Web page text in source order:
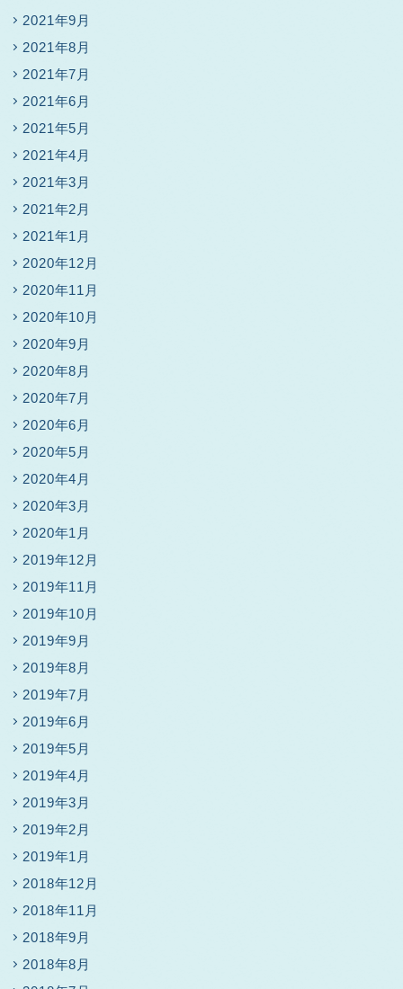
2021年9月
2021年8月
2021年7月
2021年6月
2021年5月
2021年4月
2021年3月
2021年2月
2021年1月
2020年12月
2020年11月
2020年10月
2020年9月
2020年8月
2020年7月
2020年6月
2020年5月
2020年4月
2020年3月
2020年1月
2019年12月
2019年11月
2019年10月
2019年9月
2019年8月
2019年7月
2019年6月
2019年5月
2019年4月
2019年3月
2019年2月
2019年1月
2018年12月
2018年11月
2018年9月
2018年8月